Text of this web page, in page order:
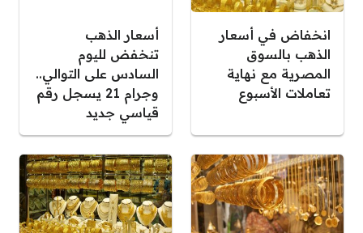
انخفاض في أسعار
الذهب بالسوق
المصرية مع نهاية
تعاملات الأسبوع
أسعار الذهب
تنخفض لليوم
السادس على التوالي..
وجرام 21 يسجل رقم
قياسي جديد